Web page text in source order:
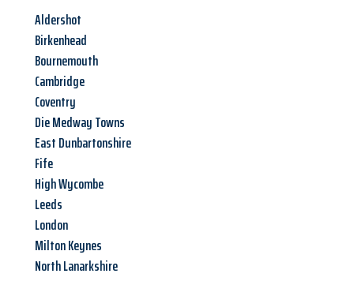
Aldershot
Birkenhead
Bournemouth
Cambridge
Coventry
Die Medway Towns
East Dunbartonshire
Fife
High Wycombe
Leeds
London
Milton Keynes
North Lanarkshire